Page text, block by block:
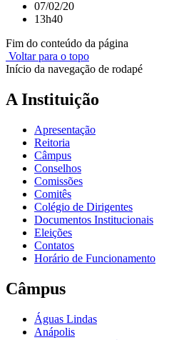
07/02/20
13h40
Fim do conteúdo da página
Voltar para o topo
Início da navegação de rodapé
A Instituição
Apresentação
Reitoria
Câmpus
Conselhos
Comissões
Comitês
Colégio de Dirigentes
Documentos Institucionais
Eleições
Contatos
Horário de Funcionamento
Câmpus
Águas Lindas
Anápolis